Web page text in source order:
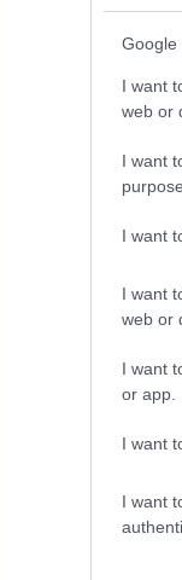
Google
I want
web or
I want
I want
I want
web or
I want
or app.
I want
I want
Audiopoeta